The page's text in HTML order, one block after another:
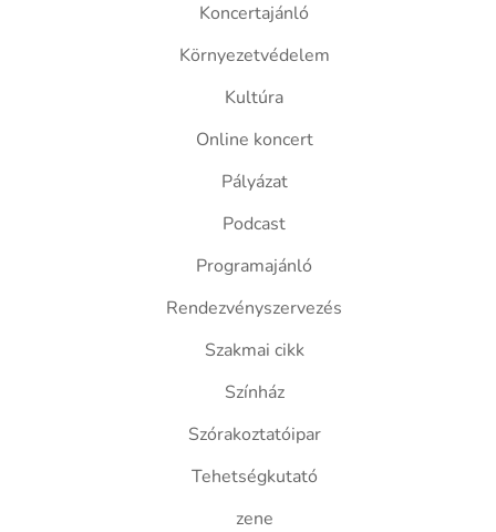
Koncertajánló
Környezetvédelem
Kultúra
Online koncert
Pályázat
Podcast
Programajánló
Rendezvényszervezés
Szakmai cikk
Színház
Szórakoztatóipar
Tehetségkutató
zene